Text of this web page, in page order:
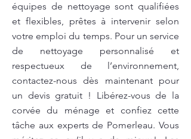
équipes de nettoyage sont qualifiées
et flexibles, prêtes à intervenir selon
votre emploi du temps. Pour un service
de nettoyage personnalisé et
respectueux de l’environnement,
contactez-nous dès maintenant pour
un devis gratuit ! Libérez-vous de la
corvée du ménage et confiez cette
tâche aux experts de Pomerleau. Vous